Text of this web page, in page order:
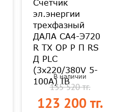
Счетчик
эл.энергии
трехфазный
ДАЛА СА4-Э720
R TX OP P П RS
Д PLC
(3х220/380V 5-
100А) IB
В наличии
135 520 тг.
123 200 тг.